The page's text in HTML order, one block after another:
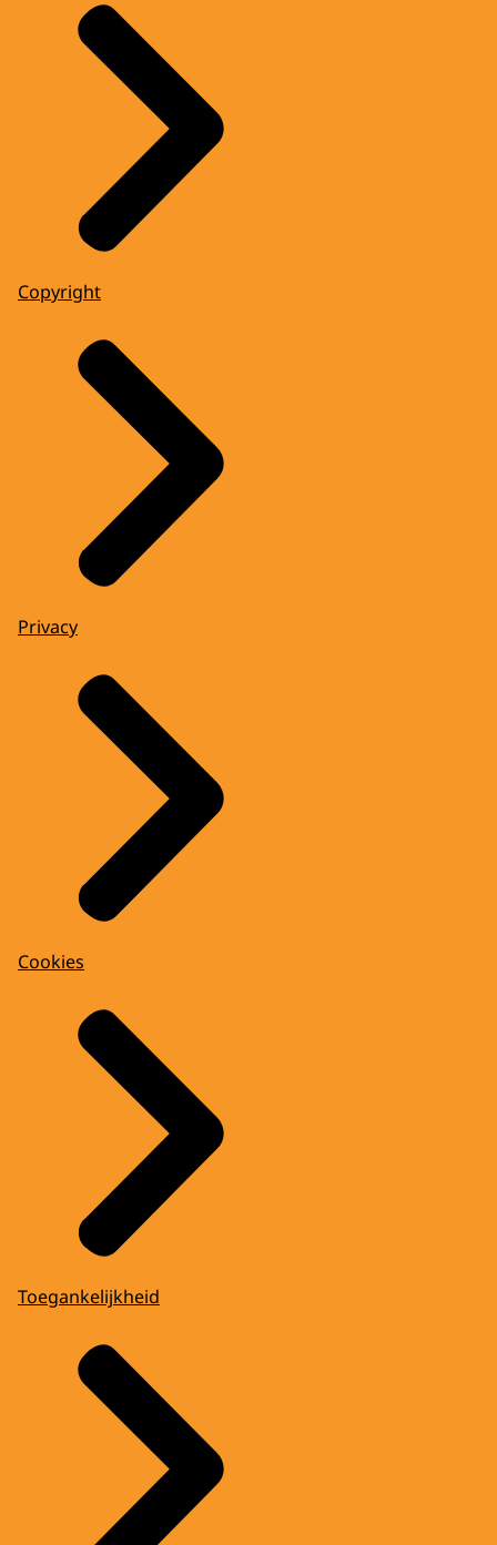
Copyright
Privacy
Cookies
Toegankelijkheid